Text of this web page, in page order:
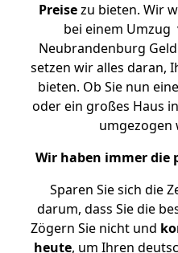
Preisezu bieten. Wir
bei einem Umzug
Neubrandenburg
setzen wir alles daran,
bieten. Ob Sie nun
oder ein großes Haus
umgezogen
Wir haben immer die
Sparen Sie sich die
darum, dass Sie die
Zögern Sie nicht und
heute, um Ihren